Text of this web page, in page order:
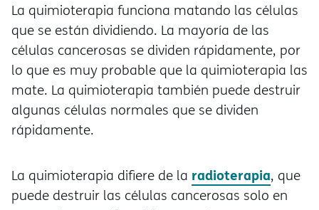
La quimioterapia funciona matando las células
que se están dividiendo. La mayoría de las
células cancerosas se dividen rápidamente, por
lo que es muy probable que la quimioterapia las
mate. La quimioterapia también puede destruir
algunas células normales que se dividen
rápidamente.
La quimioterapia difiere de la radioterapia, que
puede destruir las células cancerosas solo en